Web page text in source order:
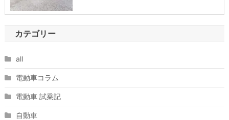
カテゴリー
all
電動車コラム
電動車 試乗記
自動車